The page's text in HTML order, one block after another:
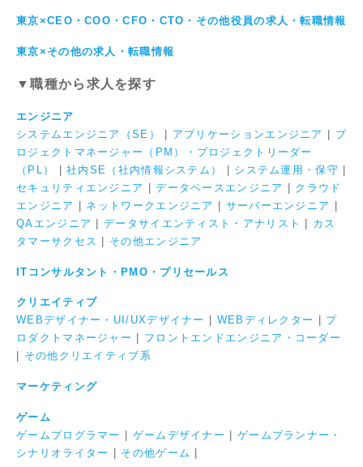
東京×CEO・COO・CFO・CTO・その他役員の求人・転職情報
東京×その他の求人・転職情報
▼職種から求人を探す
エンジニア
システムエンジニア（SE）
アプリケーションエンジニア
プ
ロジェクトマネージャー（PM）・プロジェクトリーダー
（PL）
|社内SE（社内情報システム） システム運用・保守
セキュリティエンジニア
|データベースエンジニア
クラウド
エンジニア
ネットワークエンジニア サーバーエンジニア
QAエンジニア
|データサイエンティスト・アナリスト
カス
タマーサクセス
その他エンジニア
ITコンサルタント・PMO・プリセールス
クリエイティブ
WEBデザイナー・UI/UXデザイナー
WEBディレクター
プ
ロダクトマネージャー
フロントエンドエンジニア・コーダー
その他クリエイティブ系
マーケティング
ゲーム
ゲームプログラマー | ゲームデザイナー | ゲームプランナー・
シナリオライター | その他ゲーム |